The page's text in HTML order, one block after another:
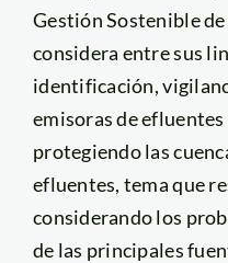
Gestión Sostenible
considera entre sus
identificación,
emisoras de
protegiendo las
efluentes, tema que
considerando los
de las principales